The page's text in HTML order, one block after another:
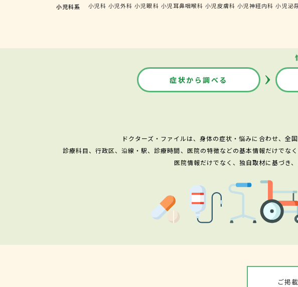
小児科系 小児科 小児外科 小児眼科 小児耳鼻咽喉科 小児皮膚科 小児神経内科 小児泌
症状から調べる
ドクターズ・ファイルは、身体の症状・悩みに合わせ、全
診療科目、行政区、沿線・駅、診療時間、医院の特徴などの基本情報だけでな
医院情報だけでなく、独自取材に基づき
ご掲